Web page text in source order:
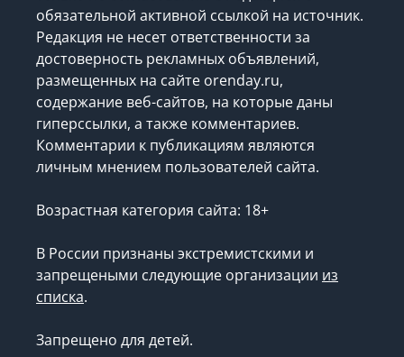
использование материалов допускается
только по согласованию с Редакцией с
обязательной активной ссылкой на источник.
Редакция не несет ответственности за
достоверность рекламных объявлений,
размещенных на сайте orenday.ru,
содержание веб-сайтов, на которые даны
гиперссылки, а также комментариев.
личным мнением пользователей сайта.
Возрастная категория сайта: 18+
В России признаны экстремистскими и
списка.